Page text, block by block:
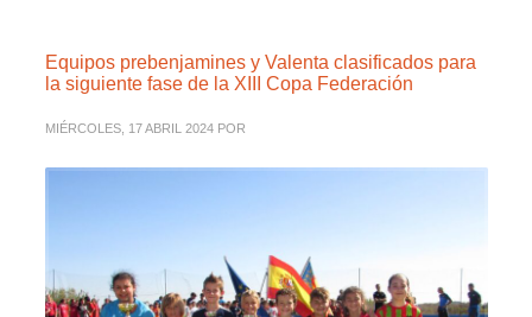
Equipos prebenjamines y Valenta clasificados para
la siguiente fase de la XIII Copa Federación
MIÉRCOLES, 17 ABRIL 2024 POR